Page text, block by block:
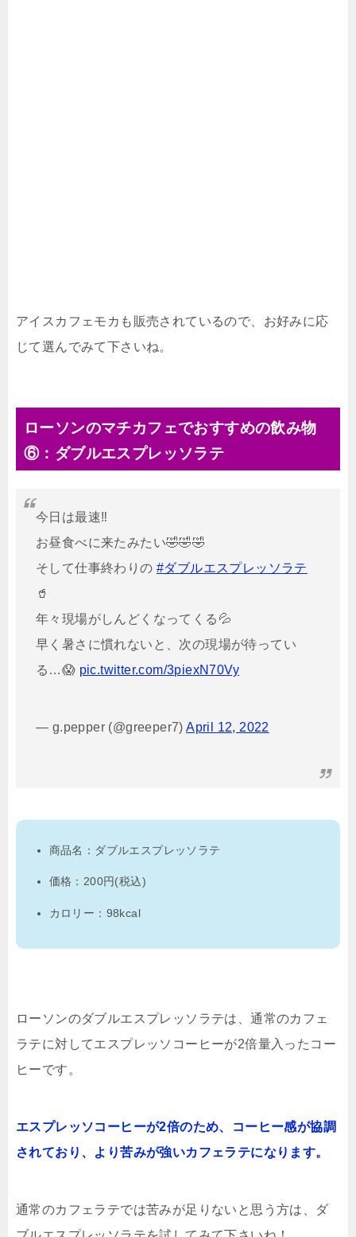
アイスカフェモカも販売されているので、お好みに応
じて選んでみて下さいね。
ローソンのマチカフェでおすすめの飲み物
⑥：ダブルエスプレッソラテ
今日は最速‼️
お昼食べに来たみたい🤣🤣🤣
そして仕事終わりの #ダブルエスプレッソラテ
🥤
年々現場がしんどくなってくる💦
早く暑さに慣れないと、次の現場が待ってい
る…😱 pic.twitter.com/3piexN70Vy
— g.pepper (@greeper7)April 12, 2022
商品名：ダブルエスプレッソラテ
価格：200円(税込)
カロリー：98kcal
ローソンのダブルエスプレッソラテは、通常のカフェ
ラテに対してエスプレッソコーヒーが2倍量入ったコー
ヒーです。
エスプレッソコーヒーが2倍のため、コーヒー感が協調
されており、より苦みが強いカフェラテになります。
通常のカフェラテでは苦みが足りないと思う方は、ダ